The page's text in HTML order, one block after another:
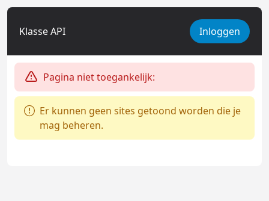
Klasse API Inloggen
Pagina niet toegankelijk:
Er kunnen geen sites getoond worden die je
mag beheren.